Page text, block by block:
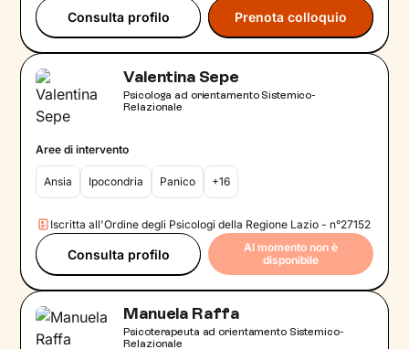
Consulta profilo Prenota colloquio
Valentina Sepe
Psicologa ad orientamento Sistemico-
Relazionale
Aree di intervento
Ansia Ipocondria Panico +16
Iscritta all'Ordine degli Psicologi della Regione Lazio - n°27152
Consulta profilo
Al momento non è
disponibile
Manuela Raffa
Psicoterapeuta ad orientamento Sistemico-
Relazionale